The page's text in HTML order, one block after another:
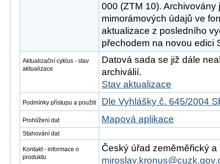
000 (ZTM 10).
mimorámových údajů ve
aktualizace z posledního
přechodem na novou edici
Aktualizační cyklus - stav
aktualizace
Datová sada se již dále
archiválií.
Stav aktualizace
Podmínky přístupu a použití Dle Vyhlášky č. 645/2004
Prohlížení dat Mapová aplikace
Stahování dat
Kontakt - informace o
produktu
Český úřad zeměměřický